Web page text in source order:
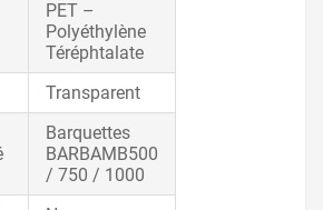
PET –
Polyéthylène
Téréphtalate
Transparent
Barquettes
BARBAMB500
/ 750 / 1000